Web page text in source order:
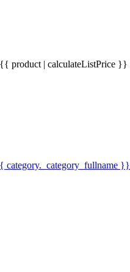
{{ product | calculateListPrice }}
category._category_fullname }}